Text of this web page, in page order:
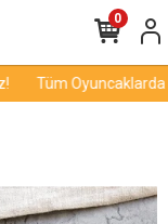
Tüm Oyuncaklarda
0